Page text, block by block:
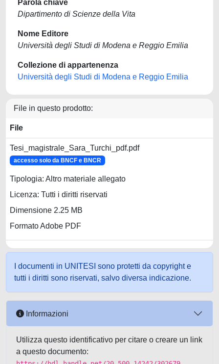
Parola chiave
Dipartimento di Scienze della Vita
Nome Editore
Università degli Studi di Modena e Reggio Emilia
Collezione di appartenenza
Università degli Studi di Modena e Reggio Emilia
File in questo prodotto:
File
Tesi_magistrale_Sara_Turchi_pdf.pdf
accesso solo da BNCF e BNCR
Tipologia: Altro materiale allegato
Licenza: Tutti i diritti riservati
Dimensione 2.25 MB
Formato Adobe PDF
I documenti in UNITESI sono protetti da copyright e
tutti i diritti sono riservati, salvo diversa indicazione.
Informazioni
Utilizza questo identificativo per citare o creare un link
a questo documento: